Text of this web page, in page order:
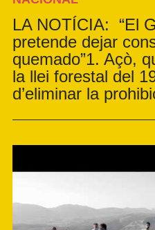
LA NOTÍCIA: “El
pretende dejar
quemado”1. Açò,
la llei forestal del
d’eliminar la